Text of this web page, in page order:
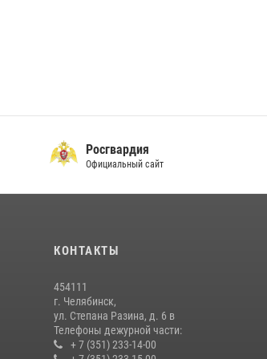
Росгвардия
Официальный сайт
КОНТАКТЫ
454111
г. Челябинск,
ул. Степана Разина, д. 6 в
Телефоны дежурной части:
+ 7 (351) 233-14-00